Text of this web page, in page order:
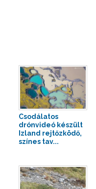
Csodálatos
drónvideó készült
Izland rejtőzködő,
színes tav...